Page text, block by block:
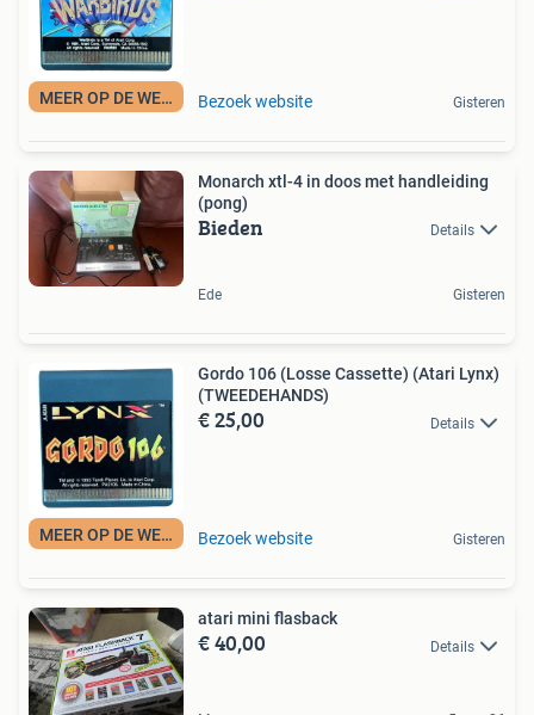
MEER OP DE WEBSITE Bezoek website Gisteren
Monarch xtl-4 in doos met handleiding
(pong)
Bieden Details
Ede Gisteren
MEER OP DE WEBSITE
Gordo 106 (Losse Cassette) (Atari Lynx)
(TWEEDEHANDS)
€ 25,00 Details
Bezoek website Gisteren
atari mini flasback
€ 40,00 Details